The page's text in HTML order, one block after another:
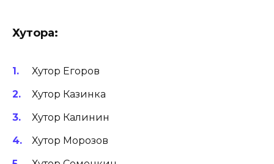
Хуторa:
Хутор Егоров
Хутор Казинка
Хутор Калинин
Хутор Морозов